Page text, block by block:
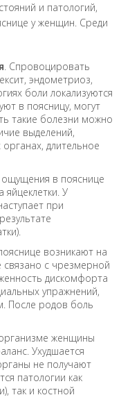
и патологий,
у женщин. Среди
. Спровоцировать
эндометриоз,
боли локализуются
в поясницу, могут
такие болезни можно
выделений,
длительное
в пояснице
У
при
возникают на
связано с чрезмерной
дискомфорта
упражнений,
После родов боль
женщины
Ухудшается
не получают
патологии как
так и костной